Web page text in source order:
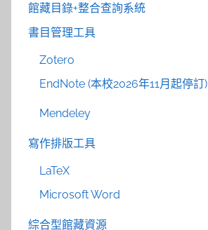
館藏目錄+整合查詢系統
書目管理工具
Zotero
EndNote (本校2026年11月起停訂)
Mendeley
寫作排版工具
LaTeX
Microsoft Word
綜合型館藏資源